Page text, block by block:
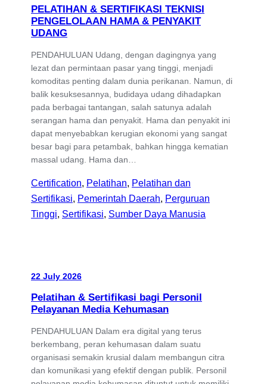
PELATIHAN & SERTIFIKASI TEKNISI
PENGELOLAAN HAMA & PENYAKIT
UDANG
PENDAHULUAN Udang, dengan dagingnya yang
lezat dan permintaan pasar yang tinggi, menjadi
komoditas penting dalam dunia perikanan. Namun, di
balik kesuksesannya, budidaya udang dihadapkan
pada berbagai tantangan, salah satunya adalah
serangan hama dan penyakit. Hama dan penyakit ini
dapat menyebabkan kerugian ekonomi yang sangat
besar bagi para petambak, bahkan hingga kematian
massal udang. Hama dan…
Certification, Pelatihan, Pelatihan dan
Sertifikasi, Pemerintah Daerah, Perguruan
Tinggi, Sertifikasi, Sumber Daya Manusia
22 July 2026
Pelatihan & Sertifikasi bagi Personil
Pelayanan Media Kehumasan
PENDAHULUAN Dalam era digital yang terus
berkembang, peran kehumasan dalam suatu
organisasi semakin krusial dalam membangun citra
dan komunikasi yang efektif dengan publik. Personil